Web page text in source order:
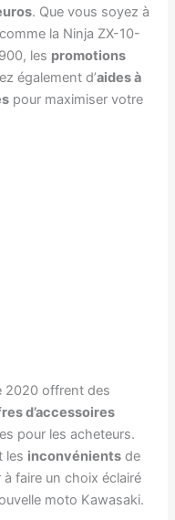
. Que vous soyez à
comme la Ninja ZX-10-
les promotions
également d’aides à
pour maximiser votre
2020 offrent des
d’accessoires
pour les acheteurs.
les inconvénients de
faire un choix éclairé
moto Kawasaki.